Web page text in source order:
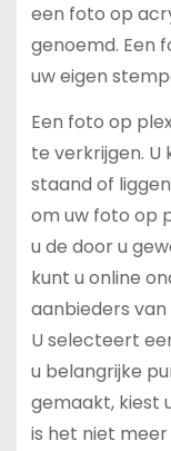
een foto op
genoemd. Een
uw eigen
Een foto op
te verkrijgen. U
staand of
om uw foto op
u de door u
kunt u online
aanbieders
U selecteert
u belangrijke
gemaakt, kiest
is het niet